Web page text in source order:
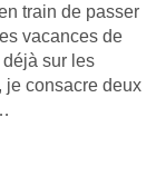
train de passer
vacances de
sur les
je consacre deux